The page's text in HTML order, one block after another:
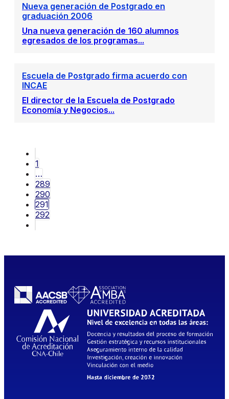
Nueva generación de Postgrado en
graduación 2006
Una nueva generación de 160 alumnos
egresados de los programas...
Escuela de Postgrado firma acuerdo con
INCAE
El director de la Escuela de Postgrado
Economía y Negocios...
1
…
289
290
291
292